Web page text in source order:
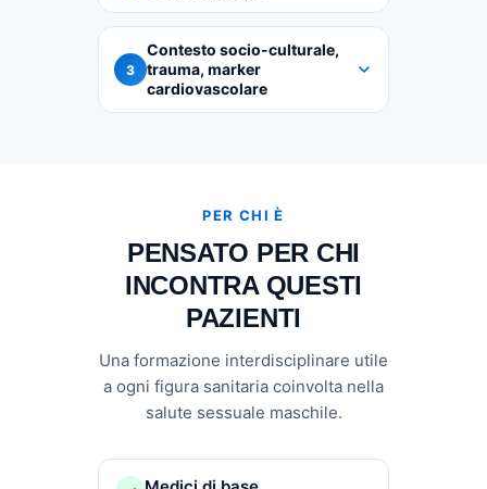
3
Contesto socio-culturale,
trauma, marker
cardiovascolare
PER CHI È
PENSATO PER CHI
INCONTRA QUESTI
PAZIENTI
Una formazione interdisciplinare utile
a ogni figura sanitaria coinvolta nella
salute sessuale maschile.